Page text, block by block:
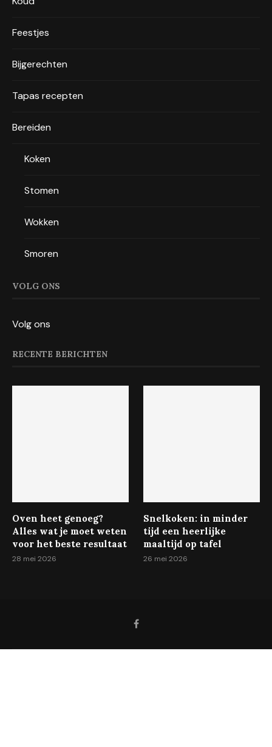
Feestjes
Bijgerechten
Tapas recepten
Bereiden
Koken
Stomen
Wokken
Smoren
VOLG ONS
Volg ons
RECENTE BERICHTEN
Oven heet genoeg?
Alles wat je moet weten
voor het beste resultaat
28 mei 2026
Snelkoken: in minder
tijd een heerlijke
maaltijd op tafel
26 mei 2026